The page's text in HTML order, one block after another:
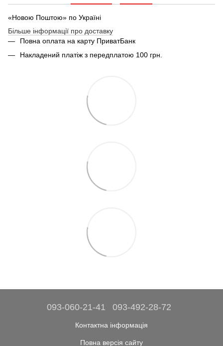
«Новою Поштою» по Україні
Більше інформації про доставку
Повна оплата на карту ПриватБанк
Накладений платіж з передплатою 100 грн.
093-060-21-41 093-492-28-72
Контактна інформація
Повна версія сайту